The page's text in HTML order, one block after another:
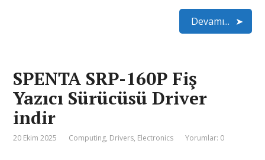
Devamı...
SPENTA SRP-160P Fiş
Yazıcı Sürücüsü Driver
indir
20 Ekim 2025 Computing, Drivers, Electronics Yorumlar: 0